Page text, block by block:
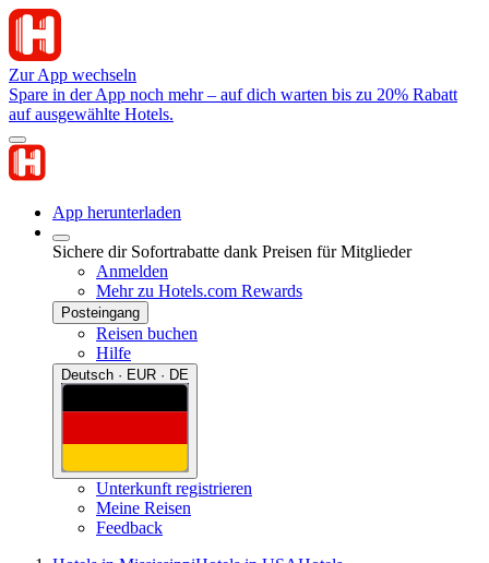
Zur App wechseln
Spare in der App noch mehr – auf dich warten bis zu 20% Rabatt
auf ausgewählte Hotels.
App herunterladen
Sichere dir Sofortrabatte dank Preisen für Mitglieder
Anmelden
Mehr zu Hotels.com Rewards
Posteingang
Reisen buchen
Hilfe
Deutsch · EUR · DE
Unterkunft registrieren
Meine Reisen
Feedback